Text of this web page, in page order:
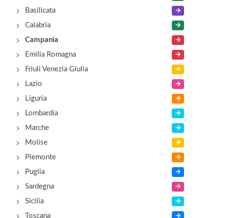
Basilicata
Calabria
Campania
Emilia Romagna
Friuli Venezia Giulia
Lazio
Liguria
Lombardia
Marche
Molise
Piemonte
Puglia
Sardegna
Sicilia
Toscana